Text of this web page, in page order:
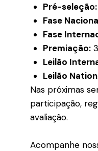
Pré-seleção:
Fase
Fase
Premiação:
Leilão
Leilão
Nas próximas
participação,
avaliação.
Acompanhe